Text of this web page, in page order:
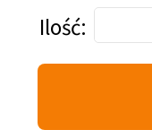
Dodaj do koszyka
Ilość